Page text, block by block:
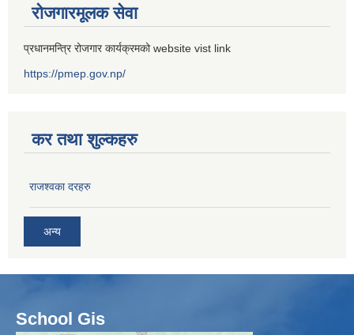
रोजगारमूलक सेवा
प्रधानमन्त्रि रोजगार कार्यक्रमको website vist link
https://pmep.gov.np/
कर तथा शुल्कहरु
राजश्वका दरहरु
अन्य
School Gis